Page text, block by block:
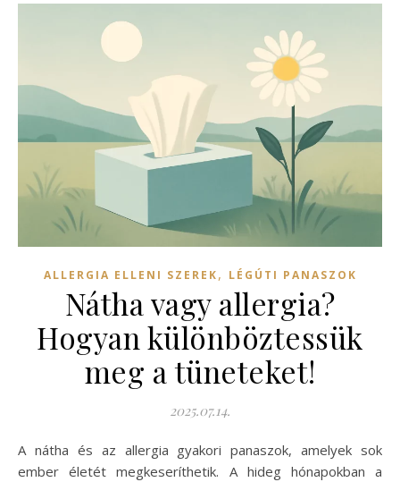
ALLERGIA ELLENI SZEREK, LÉGÚTI PANASZOK
Nátha vagy allergia?
Hogyan különböztessük
meg a tüneteket!
2025.07.14.
A nátha és az allergia gyakori panaszok, amelyek sok
ember életét megkeseríthetik. A hideg hónapokban a